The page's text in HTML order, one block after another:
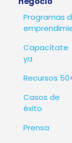
años